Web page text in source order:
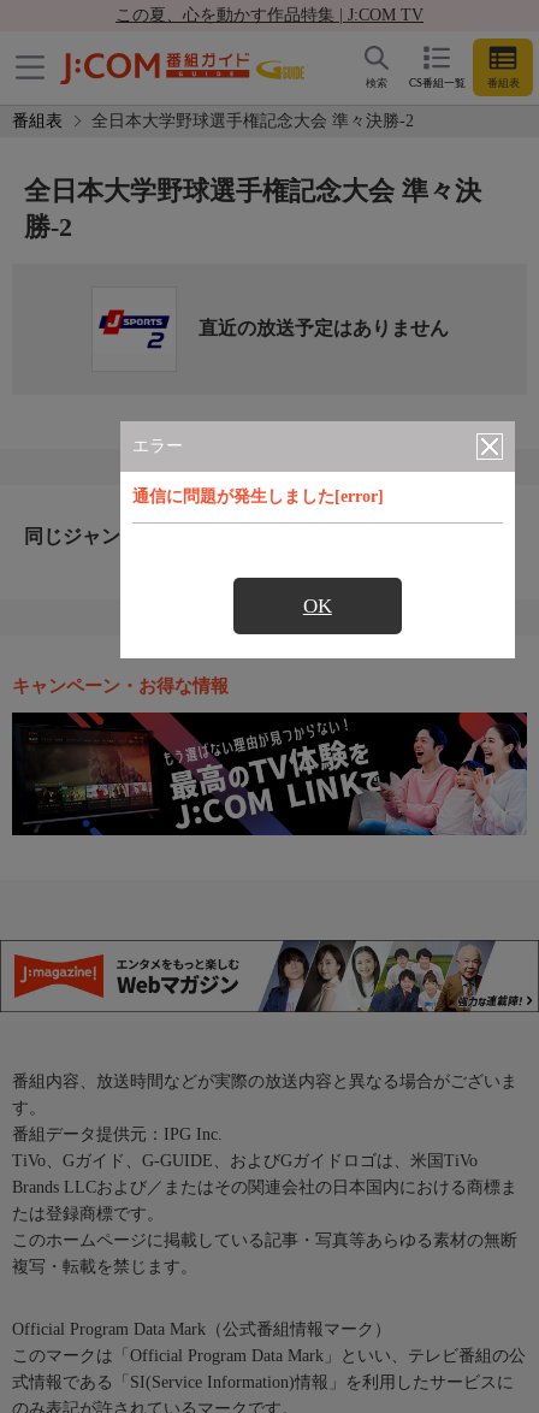
この夏、心を動かす作品特集 | J:COM TV
CS番組一覧 番組表
検索
番組表 全日本大学野球選手権記念大会 準々決勝-2
エラー
通信に問題が発生しました[error]
OK
全日本大学野球選手権記念大会 準々決
勝-2
直近の放送予定はありません
同じジャンルのおすすめ番組
キャンペーン・お得な情報
番組内容、放送時間などが実際の放送内容と異なる場合がございま
す。
番組データ提供元：IPG Inc.
TiVo、Gガイド、G-GUIDE、およびGガイドロゴは、米国TiVo
Brands LLCおよび／またはその関連会社の日本国内における商標ま
たは登録商標です。
このホームページに掲載している記事・写真等あらゆる素材の無断
複写・転載を禁じます。
Official Program Data Mark（公式番組情報マーク）
このマークは「Official Program Data Mark」といい、テレビ番組の公
式情報である「SI(Service Information)情報」を利用したサービスに
のみ表記が許されているマークです。